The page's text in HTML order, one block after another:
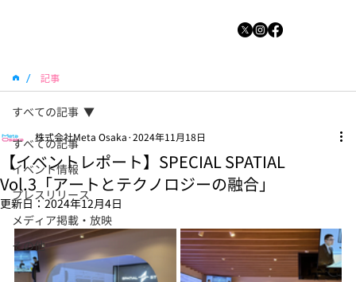
/ 記事
すべての記事
イベント情報
プレスリリース
メディア掲載・放映
その他
すべての記事
【イベントレポート】SPECIAL SPATIAL
Vol.3「アートとテクノロジーの融合」
株式会社Meta Osaka 2024年11月18日
更新日：2024年12月4日